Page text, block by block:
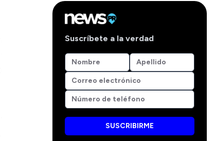
Suscríbete a la verdad
SUSCRIBIRME